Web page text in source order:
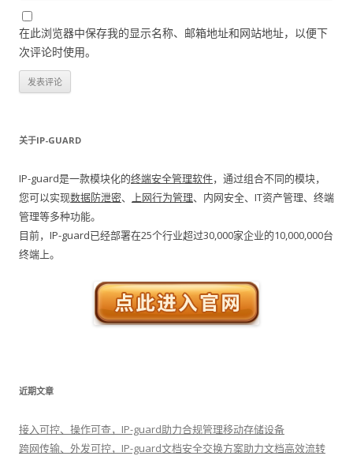
在此浏览器中保存我的显示名称、邮箱地址和网站地址，以便下
次评论时使用。
关于IP-GUARD
IP-guard是一款模块化的终端安全管理软件，通过组合不同的模块，
您可以实现数据防泄密、 上网行为管理、内网安全、IT资产管理、终端
管理等多种功能。
目前，IP-guard已经部署在25个行业超过30,000家企业的10,000,000台
终端上。
近期文章
接入可控、操作可查，IP-guard助力合规管理移动存储设备
跨网传输、外发可控，IP-guard文档安全交换方案助力文档高效流转